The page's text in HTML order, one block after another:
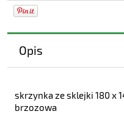
Opis
skrzynka ze sklejki 180 x
brzozowa